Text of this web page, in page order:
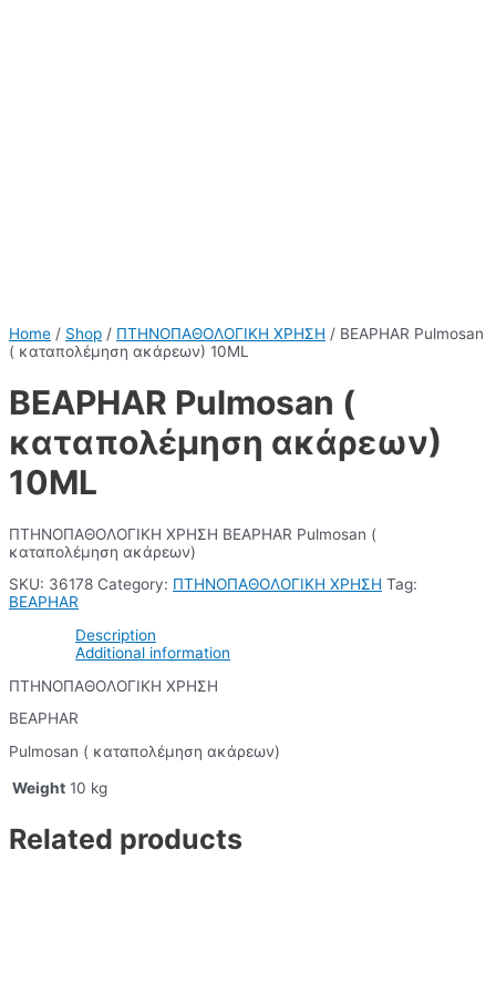
Home / Shop / ΠΤΗΝΟΠΑΘΟΛΟΓΙΚΗ ΧΡΗΣΗ / BEAPHAR Pulmosan
( καταπολέμηση ακάρεων) 10ML
BEAPHAR Pulmosan (
καταπολέμηση ακάρεων)
10ML
ΠΤΗΝΟΠΑΘΟΛΟΓΙΚΗ ΧΡΗΣΗ BEAPHAR Pulmosan (
καταπολέμηση ακάρεων)
SKU: 36178 Category: ΠΤΗΝΟΠΑΘΟΛΟΓΙΚΗ ΧΡΗΣΗ Tag:
BEAPHAR
Description
Additional information
ΠΤΗΝΟΠΑΘΟΛΟΓΙΚΗ ΧΡΗΣΗ
BEAPHAR
Pulmosan ( καταπολέμηση ακάρεων)
Weight 10 kg
Related products